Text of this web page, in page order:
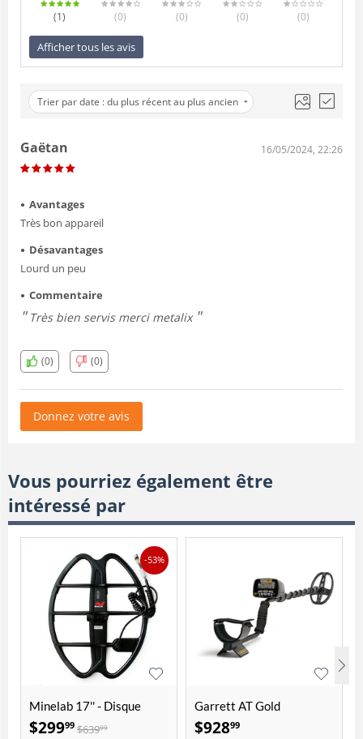
(1) (0) (0) (0) (0)
Afficher tous les avis
Trier par date : du plus récent au plus ancien
Gaëtan 16/05/2024, 22:26
Avantages
Très bon appareil
Désavantages
Lourd un peu
Commentaire
Très bien servis merci metalix
(0) (0)
Donnez votre avis
Vous pourriez également être
intéressé par
-53%
Minelab 17'' - Disque
intelligent pour CTX 3030
$29999 $63999
Garrett AT Gold
$92899